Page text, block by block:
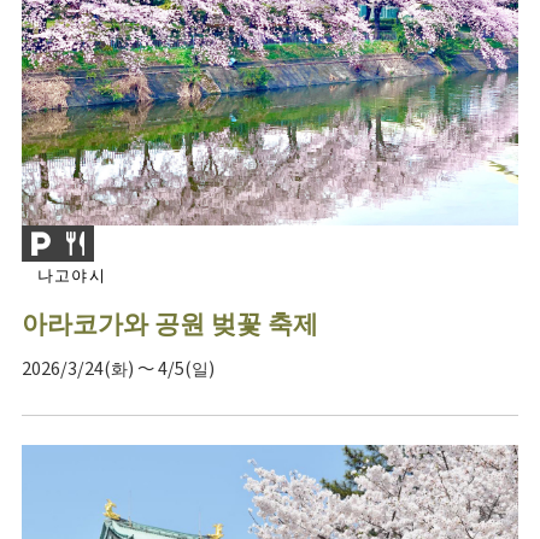
나고야시
아라코가와 공원 벚꽃 축제
2026/3/24(화) ～ 4/5(일)